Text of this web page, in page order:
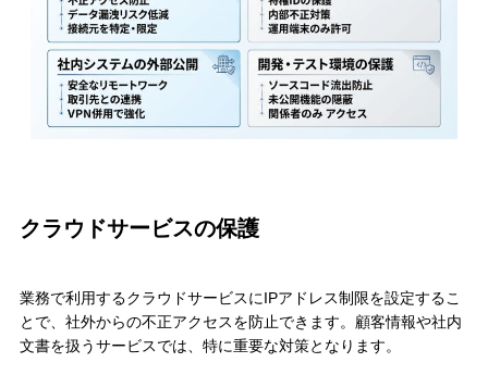
クラウドサービスの保護
業務で利用するクラウドサービスにIPアドレス制限を設定するこ
とで、社外からの不正アクセスを防止できます。顧客情報や社内
文書を扱うサービスでは、特に重要な対策となります。